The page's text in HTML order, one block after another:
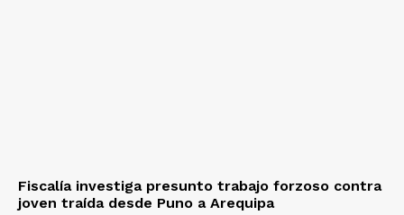
Fiscalía investiga presunto trabajo forzoso contra
joven traída desde Puno a Arequipa